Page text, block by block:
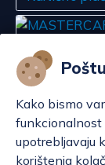
Kako bismo
funkcionalnost
upotrebljavaju
korištenja